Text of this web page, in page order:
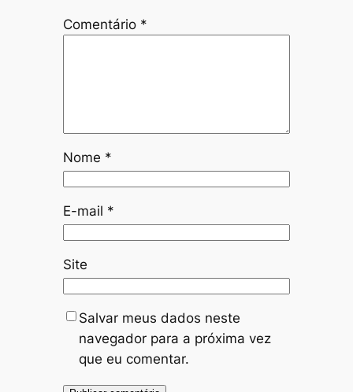
Comentário *
Nome *
E-mail *
Site
Salvar meus dados neste
navegador para a próxima vez
que eu comentar.